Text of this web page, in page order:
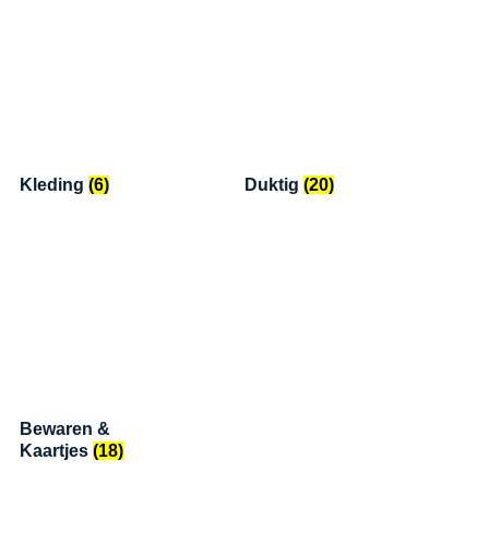
Kleding (6) Duktig (20)
Bewaren &
Kaartjes (18)